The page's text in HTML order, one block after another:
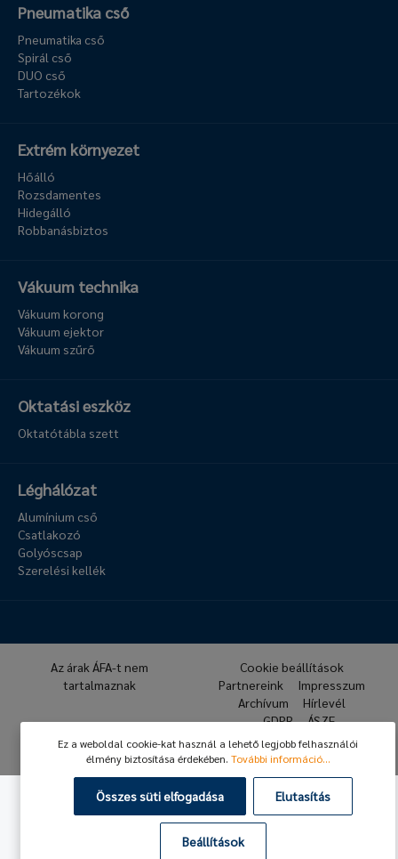
Pneumatika cső
Pneumatika cső
Spirál cső
DUO cső
Tartozékok
Extrém környezet
Hőálló
Rozsdamentes
Hidegálló
Robbanásbiztos
Vákuum technika
Vákuum korong
Vákuum ejektor
Vákuum szűrő
Oktatási eszköz
Oktatótábla szett
Léghálózat
Alumínium cső
Csatlakozó
Golyóscsap
Szerelési kellék
© 2026 Hafner Pneumatika
Az árak ÁFA-t nem
tartalmaznak
Cookie beállítások
Partnereink
Impresszum
Archívum
Hírlevél
GDPR
ÁSZF
Ez a weboldal cookie-kat használ a lehető legjobb felhasználói
élmény biztosítása érdekében. További információ...
Összes süti elfogadása Elutasítás
Beállítások